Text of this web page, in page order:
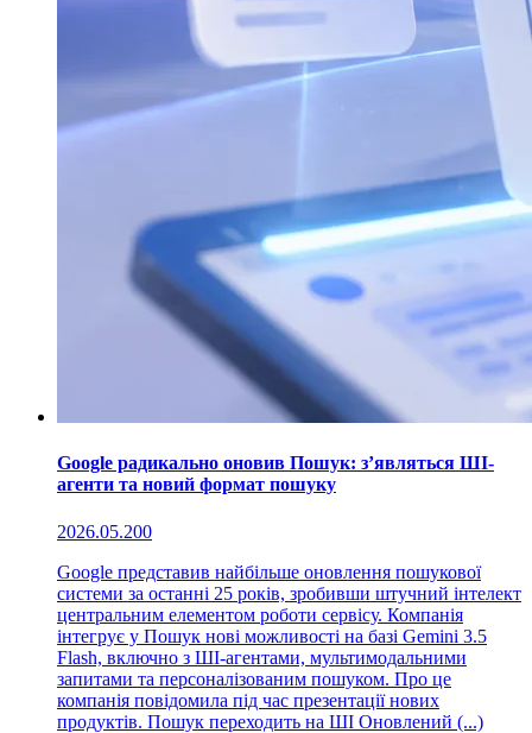
Google радикально оновив Пошук: з’являться ШІ-
агенти та новий формат пошуку
2026.05.200
Google представив найбільше оновлення пошукової
системи за останні 25 років, зробивши штучний інтелект
центральним елементом роботи сервісу. Компанія
інтегрує у Пошук нові можливості на базі Gemini 3.5
Flash, включно з ШІ-агентами, мультимодальними
запитами та персоналізованим пошуком. Про це
компанія повідомила під час презентації нових
продуктів. Пошук переходить на ШІ Оновлений (...)